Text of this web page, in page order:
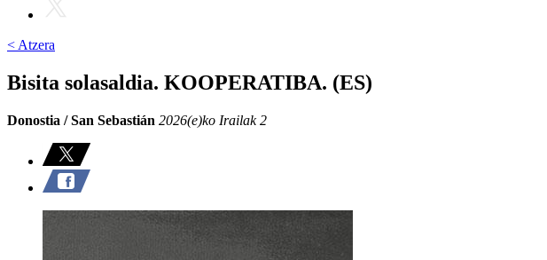
< Atzera
Bisita solasaldia. KOOPERATIBA. (ES)
Donostia / San Sebastián 2026(e)ko Irailak 2